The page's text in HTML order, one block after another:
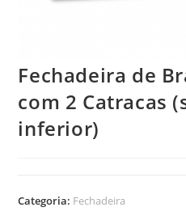
Fechadeira de
com 2 Catracas
inferior)
Categoria: Fechadeira